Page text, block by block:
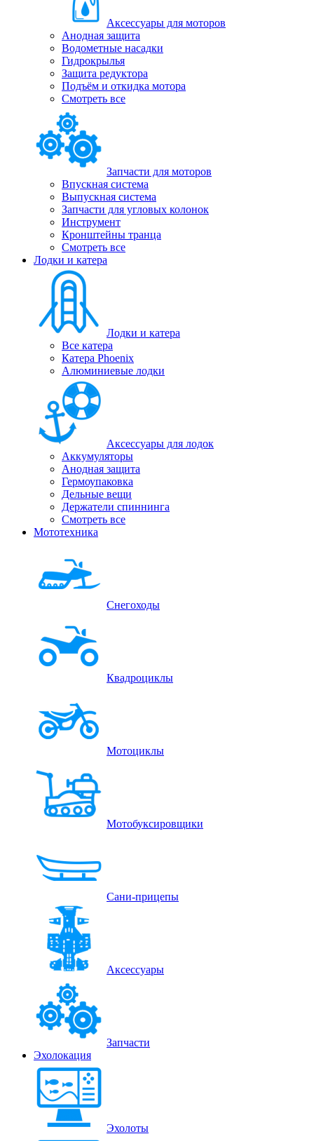
Аксессуары для моторов
Анодная защита
Водометные насадки
Гидрокрылья
Защита редуктора
Подъём и откидка мотора
Смотреть все
Запчасти для моторов
Впускная система
Выпускная система
Запчасти для угловых колонок
Инструмент
Кронштейны транца
Смотреть все
Лодки и катера
Лодки и катера
Все катера
Катера Phoenix
Алюминиевые лодки
Аксессуары для лодок
Аккумуляторы
Анодная защита
Гермоупаковка
Дельные вещи
Держатели спиннинга
Смотреть все
Мототехника
Снегоходы
Квадроциклы
Мотоциклы
Мотобуксировщики
Сани-прицепы
Аксессуары
Запчасти
Эхолокация
Эхолоты